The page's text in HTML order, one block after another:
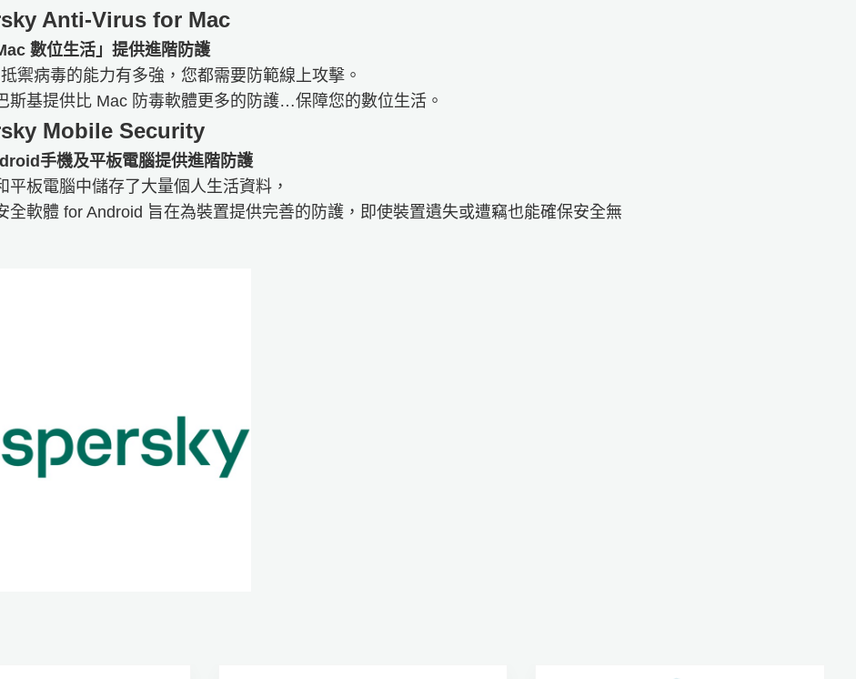
Anti-Virus for Mac
數位生活」提供進階防護
禦病毒的能力有多強，您都需要防範線上攻擊。
斯基提供比 Mac 防毒軟體更多的防護…保障您的數位生活。
Mobile Security​​​​​​​
手機及平板電腦提供進階防護
平板電腦中儲存了大量個人生活資料，
全軟體 for Android 旨在為裝置提供完善的防護，即使裝置遺失或遭竊也能確保安全無